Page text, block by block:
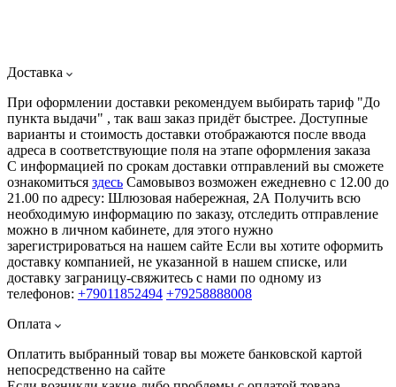
Доставка
При оформлении доставки рекомендуем выбирать тариф "До
пункта выдачи" , так ваш заказ придёт быстрее. Доступные
варианты и стоимость доставки отображаются после ввода
адреса в соответствующие поля на этапе оформления заказа
С информацией по срокам доставки отправлений вы сможете
ознакомиться здесь Самовывоз возможен ежедневно с 12.00 до
21.00 по адресу: Шлюзовая набережная, 2А Получить всю
необходимую информацию по заказу, отследить отправление
можно в личном кабинете, для этого нужно
зарегистрироваться на нашем сайте Если вы хотите оформить
доставку компанией, не указанной в нашем списке, или
доставку заграницу-свяжитесь с нами по одному из
телефонов: +79011852494 +79258888008
Оплата
Оплатить выбранный товар вы можете банковской картой
непосредственно на сайте